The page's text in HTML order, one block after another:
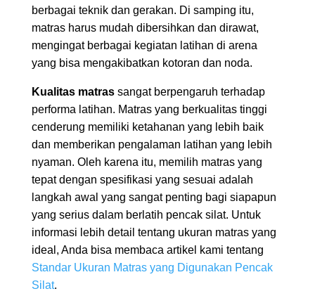
berbagai teknik dan gerakan. Di samping itu,
matras harus mudah dibersihkan dan dirawat,
mengingat berbagai kegiatan latihan di arena
yang bisa mengakibatkan kotoran dan noda.
Kualitas matrassangat berpengaruh terhadap
performa latihan. Matras yang berkualitas tinggi
cenderung memiliki ketahanan yang lebih baik
dan memberikan pengalaman latihan yang lebih
nyaman. Oleh karena itu, memilih matras yang
tepat dengan spesifikasi yang sesuai adalah
langkah awal yang sangat penting bagi siapapun
yang serius dalam berlatih pencak silat. Untuk
informasi lebih detail tentang ukuran matras yang
ideal, Anda bisa membaca artikel kami tentang
Standar Ukuran Matras yang Digunakan Pencak
Silat.